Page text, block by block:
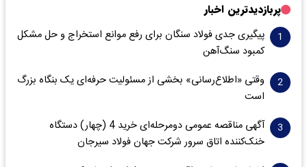
پربازدیدترین اخبار
پیگیری جدی فولاد سنگان برای رفع موانع استخراج و حل مشکل
کمبود سنگ‌آهن
وقتی «اطلاع‌رسانی» بخشی از مسئولیت حرفه‌ای یک بنگاه بزرگ
است
آگهی مناقصه عمومی دومرحله‌ای خرید 4 (چهار) دستگاه
خنک‌کننده اتاق سرور شرکت جهان فولاد سیرجان